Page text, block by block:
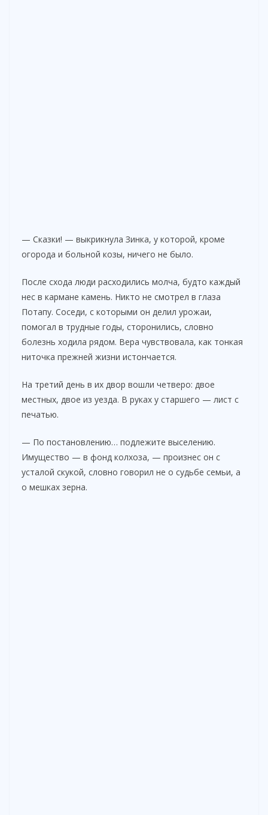
— Сказки! — выкрикнула Зинка, у которой, кроме
огорода и больной козы, ничего не было.
После схода люди расходились молча, будто каждый
нес в кармане камень. Никто не смотрел в глаза
Потапу. Соседи, с которыми он делил урожаи,
помогал в трудные годы, сторонились, словно
болезнь ходила рядом. Вера чувствовала, как тонкая
ниточка прежней жизни истончается.
На третий день в их двор вошли четверо: двое
местных, двое из уезда. В руках у старшего — лист с
печатью.
— По постановлению… подлежите выселению.
Имущество — в фонд колхоза, — произнес он с
усталой скукой, словно говорил не о судьбе семьи, а
о мешках зерна.